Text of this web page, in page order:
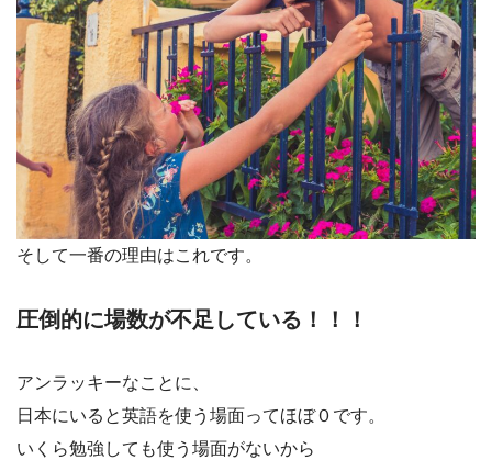
そして一番の理由はこれです。
圧倒的に場数が不足している！！！
アンラッキーなことに、
日本にいると英語を使う場面ってほぼ０です。
いくら勉強しても使う場面がないから